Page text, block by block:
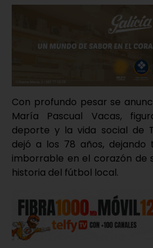
Con profundo pesar se
María Pascual Vacas,
deporte y la vida social de
dejó a los 78 años,
imborrable en el corazón de
historia del fútbol local.